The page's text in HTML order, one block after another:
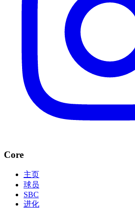
Core
主页
球员
SBC
进化